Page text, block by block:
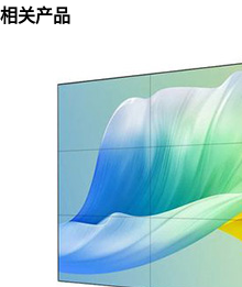
相关产品